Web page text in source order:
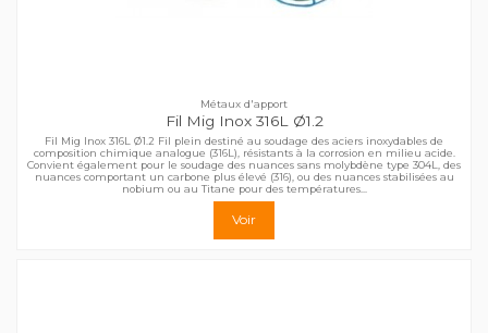
Métaux d'apport
Fil Mig Inox 316L Ø1.2
Fil Mig Inox 316L Ø1.2 Fil plein destiné au soudage des aciers inoxydables de
composition chimique analogue (316L), résistants à la corrosion en milieu acide.
Convient également pour le soudage des nuances sans molybdène type 304L, des
nuances comportant un carbone plus élevé (316), ou des nuances stabilisées au
nobium ou au Titane pour des températures...
Voir